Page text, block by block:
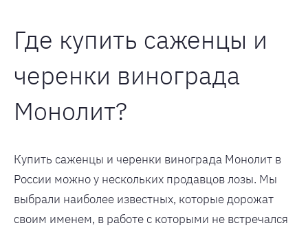
Где купить саженцы и
черенки винограда
Монолит?
Купить саженцы и черенки винограда Монолит в
России можно у нескольких продавцов лозы. Мы
выбрали наиболее известных, которые дорожат
своим именем, в работе с которыми не встречался